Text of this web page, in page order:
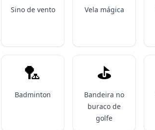
Sino de vento Vela mágica
🏸
Badminton
⛳️
Bandeira no
buraco de
golfe